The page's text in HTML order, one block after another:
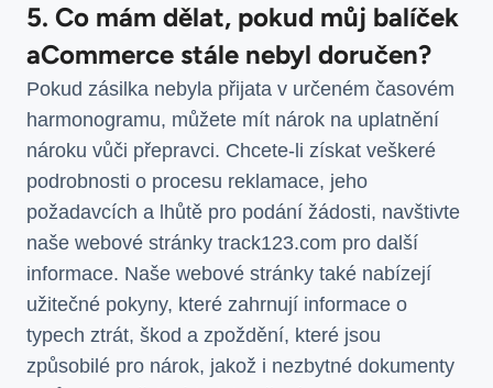
5. Co mám dělat, pokud můj balíček
aCommerce stále nebyl doručen?
Pokud zásilka nebyla přijata v určeném časovém
harmonogramu, můžete mít nárok na uplatnění
nároku vůči přepravci. Chcete-li získat veškeré
podrobnosti o procesu reklamace, jeho
požadavcích a lhůtě pro podání žádosti, navštivte
naše webové stránky track123.com pro další
informace. Naše webové stránky také nabízejí
užitečné pokyny, které zahrnují informace o
typech ztrát, škod a zpoždění, které jsou
způsobilé pro nárok, jakož i nezbytné dokumenty